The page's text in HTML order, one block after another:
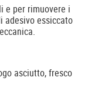
e per rimuovere i
adesivo essiccato
asciutto, fresco